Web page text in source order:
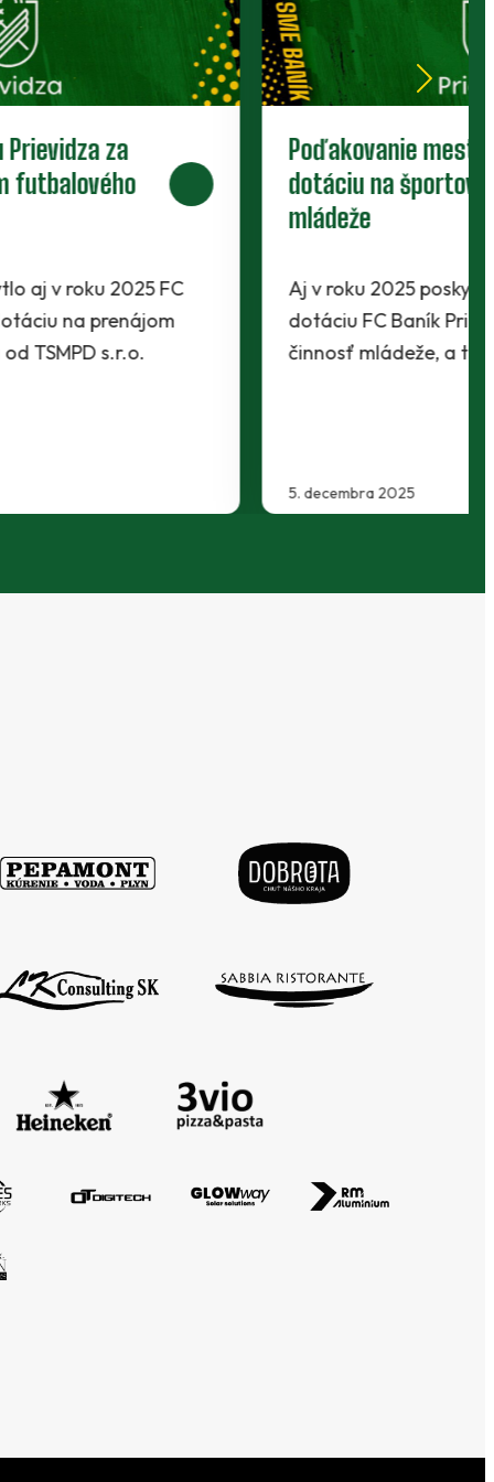
Pätnástka zdolala Slovan.
Štrnástka s belasými vysoko padla.
Uspeli dorastenkyne, juniorky sa
Čas mládežníckych zápasov sa postupne v
tomto roku napĺňa. Starší žiaci hostili